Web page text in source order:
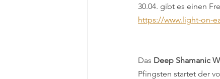
30.04. gibt es einen
https://www.light-on-
Das Deep Shamanic
Pfingsten startet der